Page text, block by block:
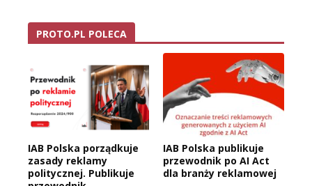
PROTO.PL POLECA
IAB Polska porządkuje
zasady reklamy
politycznej. Publikuje
IAB Polska publikuje
przewodnik po AI Act
dla branży reklamowej